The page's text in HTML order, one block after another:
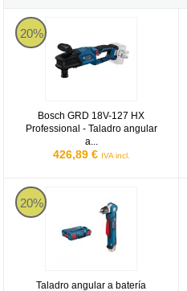
20%
Bosch GRD 18V-127 HX
Professional - Taladro angular
a...
426,89 € IVA incl.
Bosch GRD 18V-127 HX
20%
Taladro angular a batería
Taladro angular a batería Bosch